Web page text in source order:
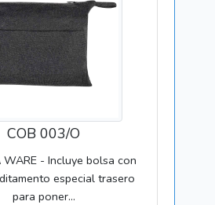
COB 003/O
WARE - Incluye bolsa con
especial trasero
para poner...